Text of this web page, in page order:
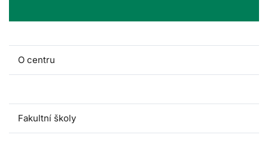
O centru
Fakultní školy